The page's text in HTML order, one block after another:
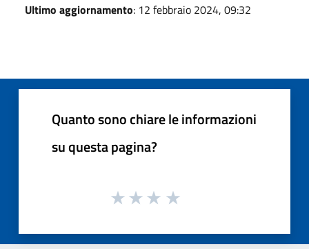
Ultimo aggiornamento: 12 febbraio 2024, 09:32
Quanto sono chiare le informazioni
su questa pagina?